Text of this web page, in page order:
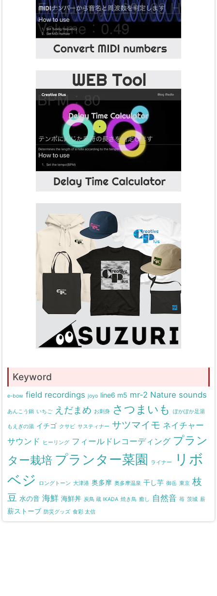
Keyword
e-bow field recordings joyo line6 m5 mr-2 Nature sounds
あんこう鍋 いちご えだまめ お刺身 さつまいも ぽかぽか足湯
もえぎの湯 イチゴ クサビ サスティナー サツマイモ ネイチャー
サウンド
ヒーリング フィールドレコーディング プラン
ター栽培 プランター菜園 ライナー
リボ
ベジ
ロングトーン 大津港 奥多摩 奥多摩温泉 干し芋 御岳 東京 枝
豆 水の音 海鮮 海鮮丼 炭鳥 蔵 IKADA 焼き鳥 癒し 自然音 苺 茨城 薪
薪ストーブ 防災グッズ 食彩 太信